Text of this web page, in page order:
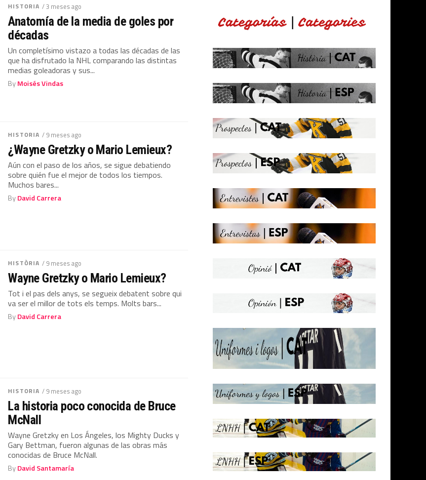
HISTORIA / 3 meses ago
Anatomía de la media de goles por
décadas
Un completísimo vistazo a todas las décadas de las
que ha disfrutado la NHL comparando las distintas
medias goleadoras y sus...
ByMoisés Vindas
HISTORIA / 9 meses ago
¿Wayne Gretzky o Mario Lemieux?
Aún con el paso de los años, se sigue debatiendo
sobre quién fue el mejor de todos los tiempos.
Muchos bares...
ByDavid Carrera
HISTÒRIA / 9 meses ago
Wayne Gretzky o Mario Lemieux?
Tot i el pas dels anys, se segueix debatent sobre qui
va ser el millor de tots els temps. Molts bars...
ByDavid Carrera
HISTORIA / 9 meses ago
La historia poco conocida de Bruce
McNall
Wayne Gretzky en Los Ángeles, los Mighty Ducks y
Gary Bettman, fueron algunas de las obras más
conocidas de Bruce McNall.
ByDavid Santamaría